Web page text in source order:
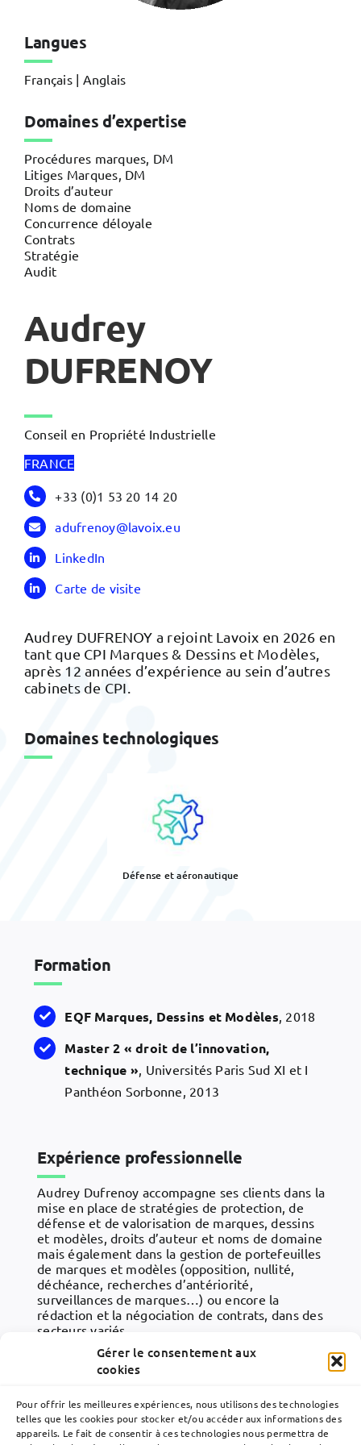
Gérer le consentement aux
cookies
Pour offrir les meilleures expériences, nous utilisons des technologies
telles que les cookies pour stocker et/ou accéder aux informations des
appareils. Le fait de consentir à ces technologies nous permettra de
Langues
Français | Anglais
Domaines d’expertise
Procédures marques, DM
Litiges Marques, DM
Droits d’auteur
Noms de domaine
Concurrence déloyale
Contrats
Stratégie
Audit
Audrey
DUFRENOY
Conseil en Propriété Industrielle
FRANCE
+33 (0)1 53 20 14 20
adufrenoy@lavoix.eu
LinkedIn
Carte de visite
Audrey DUFRENOY a rejoint Lavoix en 2026 en
tant que CPI Marques & Dessins et Modèles,
après 12 années d’expérience au sein d’autres
cabinets de CPI.
Domaines technologiques
Défense et aéronautique
Formation
EQF Marques, Dessins et Modèles , 2018
Master 2 « droit de l’innovation,
technique », Universités Paris Sud XI et I
Panthéon Sorbonne, 2013
Expérience professionnelle
Audrey Dufrenoy accompagne ses clients dans la
mise en place de stratégies de protection, de
défense et de valorisation de marques, dessins
et modèles, droits d’auteur et noms de domaine
mais également dans la gestion de portefeuilles
de marques et modèles (opposition, nullité,
déchéance, recherches d’antériorité,
surveillances de marques…) ou encore la
rédaction et la négociation de contrats, dans des
secteurs variés.
Audrey est également membre de l’APRAM
(Association des Praticiens du Droit des Marques